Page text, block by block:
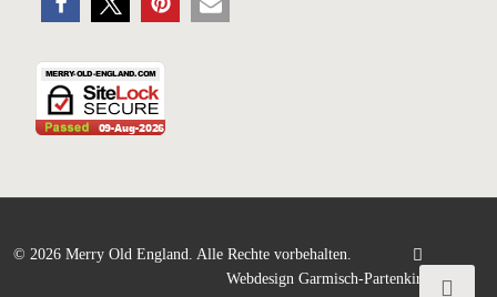
© 2026 Merry Old England. Alle Rechte vorbehalten.
Webdesign Garmisch-Partenkirchen